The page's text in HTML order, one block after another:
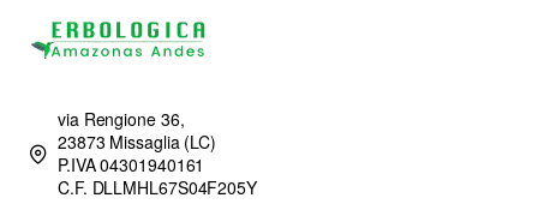
via Rengione 36,
23873 Missaglia (LC)
P.IVA 04301940161
C.F. DLLMHL67S04F205Y